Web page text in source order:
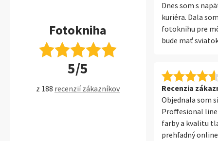
Fotokniha
5/5
z 188 recenzií zákazníkov
Dnes som s
kuriéra. Dala
fotoknihu pre
bude mať
začala pomaly
má rozmery
strán. Je to
od SaalDigital.
skvost.
super kvalita
Recenzia
Objednala som
Proffesional line
farby a kvalitu
prehľadný